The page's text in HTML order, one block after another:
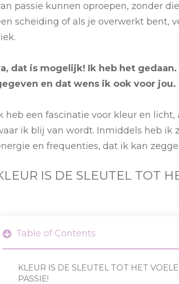
passie kunnen oproepen, zonder
scheiding of als je overwerkt bent,
dat is mogelijk! Ik heb het
en dat wens ik ook voor jou.
heb een fascinatie voor kleur en
ik blij van wordt. Inmiddels heb ik
en frequenties, dat ik kan
IS DE SLEUTEL TOT
Table of Contents
KLEUR IS DE SLEUTEL TOT HET
PASSIE!